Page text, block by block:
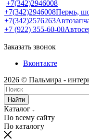
+7(342)2946008
+7(342)2946008Пермь,
+7(342)2576263
+7 (922) 355-60-00
Заказать звонок
Вконтакте
2026 © Пальмира -
Найти
Каталог
По всему сайту
По каталогу